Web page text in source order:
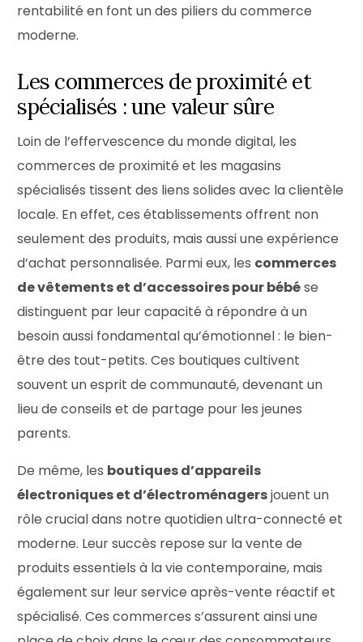
rentabilité en font un des piliers du commerce
moderne.
Les commerces de proximité et
spécialisés : une valeur sûre
Loin de l’effervescence du monde digital, les
commerces de proximité et les magasins
spécialisés tissent des liens solides avec la clientèle
locale. En effet, ces établissements offrent non
seulement des produits, mais aussi une expérience
d’achat personnalisée. Parmi eux, les commerces
de vêtements et d’accessoires pour bébése
distinguent par leur capacité à répondre à un
besoin aussi fondamental qu’émotionnel : le bien-
être des tout-petits. Ces boutiques cultivent
souvent un esprit de communauté, devenant un
lieu de conseils et de partage pour les jeunes
parents.
De même, les boutiques d’appareils
électroniques et d’électroménagersjouent un
rôle crucial dans notre quotidien ultra-connecté et
moderne. Leur succès repose sur la vente de
produits essentiels à la vie contemporaine, mais
également sur leur service après-vente réactif et
spécialisé. Ces commerces s’assurent ainsi une